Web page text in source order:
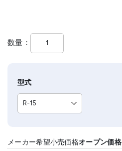
数量
型式
メーカー希望小売価格オープン価格